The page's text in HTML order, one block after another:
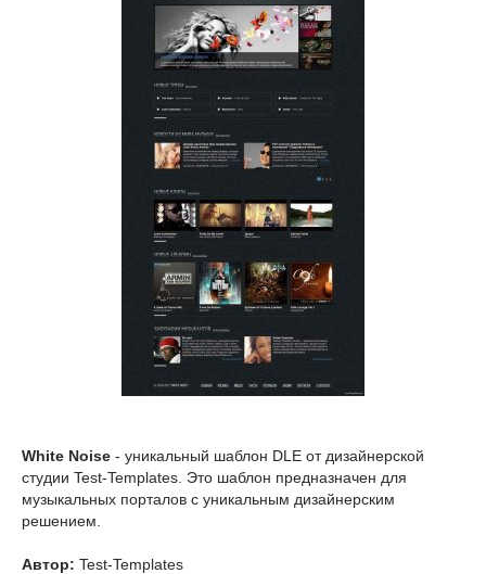
White Noise - уникальный шаблон DLE от дизайнерской
студии Test-Templates. Это шаблон предназначен для
музыкальных порталов с уникальным дизайнерским
решением.
Автор: Test-Templates